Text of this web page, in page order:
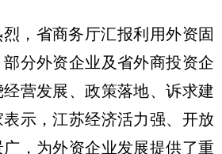
，省商务厅汇报利用外资固
分外资企业及省外商投资企
营发展、政策落地、诉求建
示，江苏经济活力强、开放
，为外资企业发展提供了重